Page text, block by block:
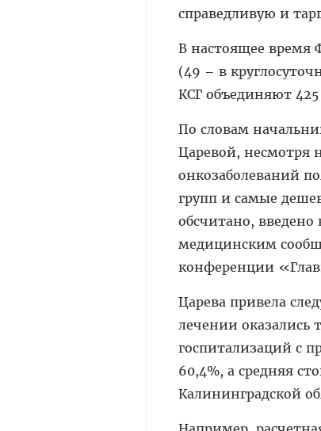
справедливую и
В настоящее время
(49 – в
КСГ объединяют
По словам
Царевой, несмотря
онкозаболеваний
групп и самые
обсчитано,
медицинским
конференции
Царева привела
лечении оказались
госпитализаций с
60,4%, а средняя
Калининградской